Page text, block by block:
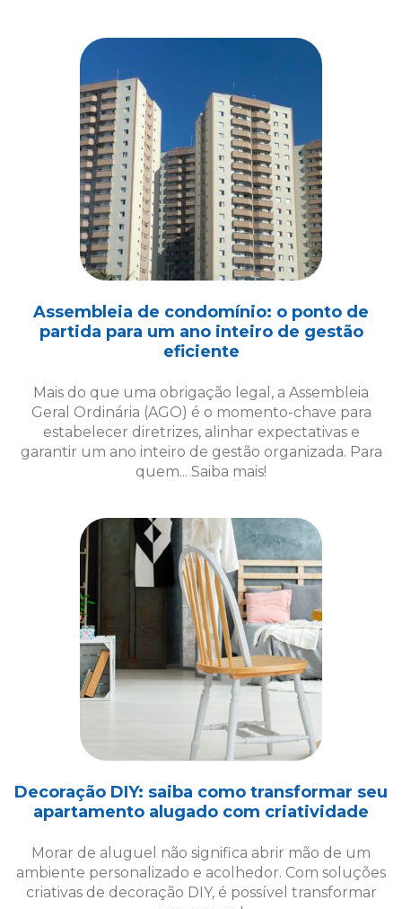
Assembleia de condomínio: o ponto de
partida para um ano inteiro de gestão
eficiente
Mais do que uma obrigação legal, a Assembleia
Geral Ordinária (AGO) é o momento-chave para
garantir um ano inteiro de gestão organizada. Para
quem... Saiba mais!
Decoração DIY: saiba como transformar seu
apartamento alugado com criatividade
Morar de aluguel não significa abrir mão de um
ambiente personalizado e acolhedor. Com soluções
criativas de decoração DIY, é possível transformar